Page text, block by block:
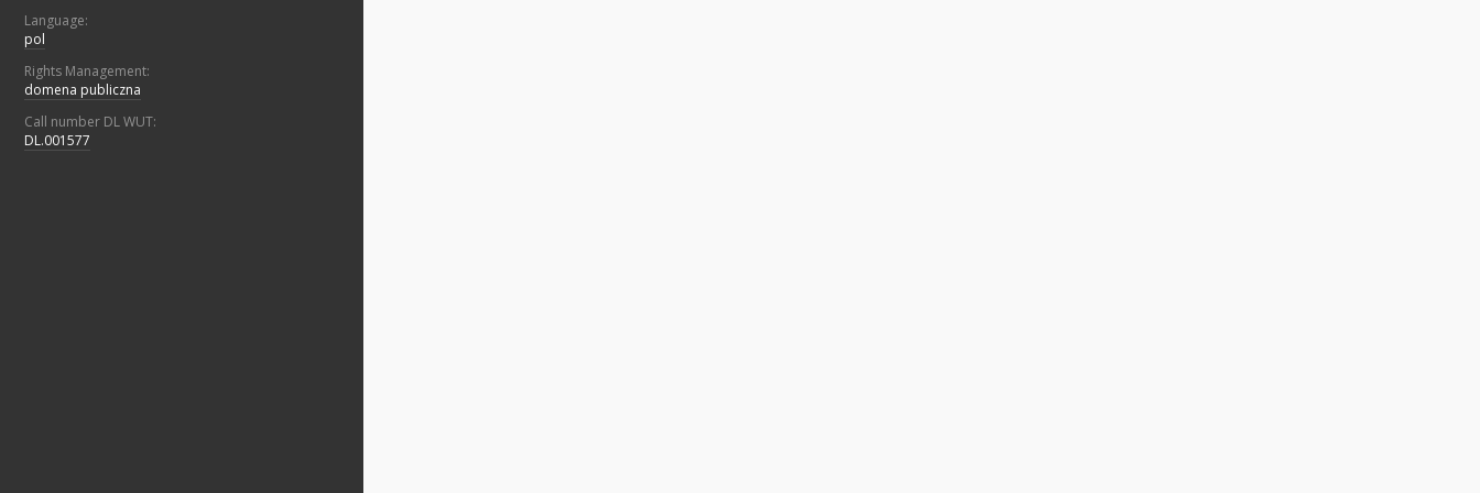
Language:
pol
Rights Management:
domena publiczna
Call number DL WUT:
DL.001577